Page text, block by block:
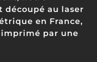
découpé au laser
en France,
par une